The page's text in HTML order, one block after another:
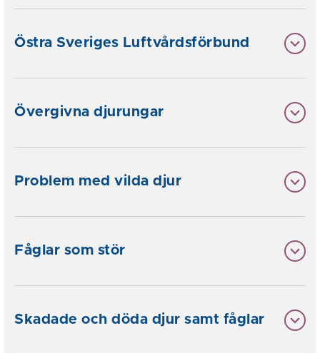
Östra Sveriges Luftvårdsförbund
Övergivna djurungar
Problem med vilda djur
Fåglar som stör
Skadade och döda djur samt fåglar